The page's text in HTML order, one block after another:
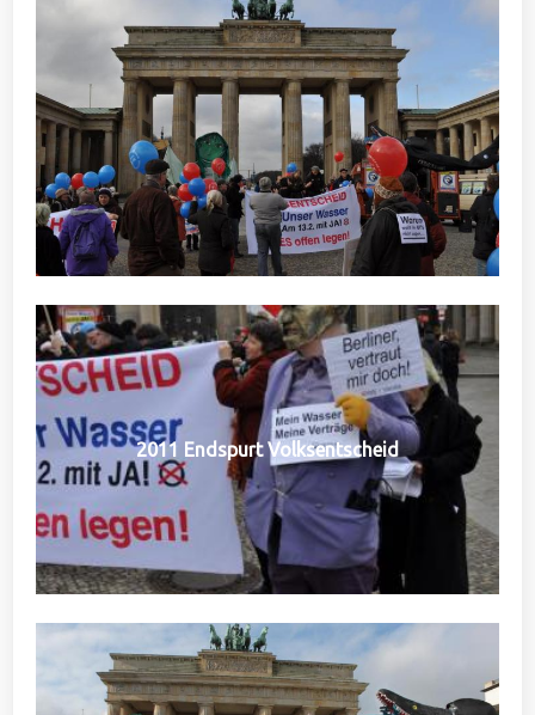
2011 Endspurt Volksentscheid